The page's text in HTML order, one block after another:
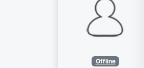
Offline